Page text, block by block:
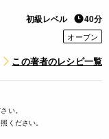
初級レベル 40分
オーブン
この著者のレシピ一覧
い。
ください。